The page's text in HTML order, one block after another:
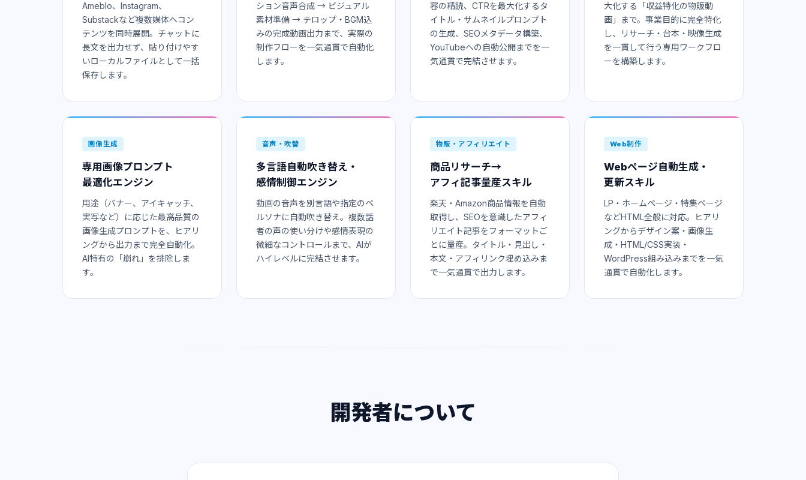
Ameblo、Instagram、
Substackなど複数媒体へコン
テンツを同時展開。チャットに
長文を出力せず、貼り付けやす
いローカルファイルとして一括
保存します。
ション音声合成 → ビジュアル
素材準備 → テロップ・BGM込
みの完成動画出力まで、実際の
制作フローを一気通貫で自動化
します。
容の精読、CTRを最大化するタ
イトル・サムネイルプロンプト
の生成、SEOメタデータ構築、
YouTubeへの自動公開までを一
気通貫で完結させます。
大化する「収益特化の物販動
画」まで。事業目的に完全特化
し、リサーチ・台本・映像生成
を一貫して行う専用ワークフロ
ーを構築します。
画像生成
専用画像プロンプト
最適化エンジン
用途（バナー、アイキャッチ、
実写など）に応じた最高品質の
画像生成プロンプトを、ヒアリ
ングから出力まで完全自動化。
AI特有の「崩れ」を排除しま
す。
音声・吹替
多言語自動吹き替え・
感情制御エンジン
動画の音声を別言語や指定のペ
ルソナに自動吹き替え。複数話
者の声の使い分けや感情表現の
微細なコントロールまで、AIが
ハイレベルに完結させます。
物販・アフィリエイト
商品リサーチ→
アフィ記事量産スキル
楽天・Amazon商品情報を自動
取得し、SEOを意識したアフィ
リエイト記事をフォーマットご
とに量産。タイトル・見出し・
本文・アフィリンク埋め込みま
で一気通貫で出力します。
Web制作
Webページ自動生成・
更新スキル
LP・ホームページ・特集ページ
などHTML全般に対応。ヒアリ
ングからデザイン案・画像生
成・HTML/CSS実装・
WordPress組み込みまでを一気
通貫で自動化します。
開発者について